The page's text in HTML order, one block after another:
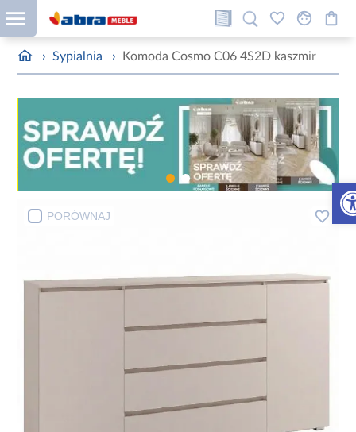
› Sypialnia › Komoda Cosmo C06 4S2D kaszmir
PORÓWNAJ